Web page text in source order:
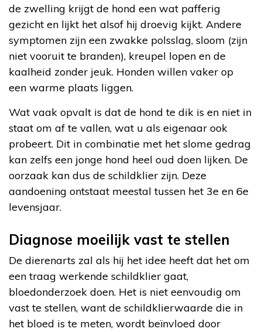
de zwelling krijgt de hond een wat pafferig
gezicht en lijkt het alsof hij droevig kijkt. Andere
symptomen zijn een zwakke polsslag, sloom (zijn
niet vooruit te branden), kreupel lopen en de
kaalheid zonder jeuk. Honden willen vaker op
een warme plaats liggen.
Wat vaak opvalt is dat de hond te dik is en niet in
staat om af te vallen, wat u als eigenaar ook
probeert. Dit in combinatie met het slome gedrag
kan zelfs een jonge hond heel oud doen lijken. De
oorzaak kan dus de schildklier zijn. Deze
aandoening ontstaat meestal tussen het 3e en 6e
levensjaar.
Diagnose moeilijk vast te stellen
De dierenarts zal als hij het idee heeft dat het om
een traag werkende schildklier gaat,
bloedonderzoek doen. Het is niet eenvoudig om
vast te stellen, want de schildklierwaarde die in
het bloed is te meten, wordt beïnvloed door